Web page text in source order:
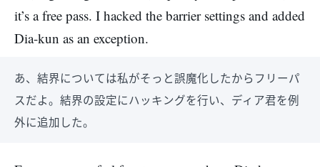
it’s a free pass. I hacked the barrier settings and added
Dia-kun as an exception.
あ、結界については私がそっと誤魔化したからフリーパ
スだよ。結界の設定にハッキングを行い、ディア君を例
外に追加した。